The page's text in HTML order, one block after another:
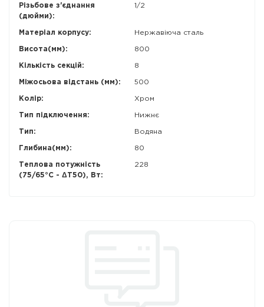
Різьбове з'єднання
(дюйми):
1/2
Матеріал корпусу: Нержавіюча сталь
Висота(мм): 800
Кількість секцій: 8
Міжосьова відстань (мм): 500
Колір: Хром
Тип підключення: Нижнє
Тип: Водяна
Глибина(мм): 80
Теплова потужність
(75/65°С - ΔT50), Вт:
228